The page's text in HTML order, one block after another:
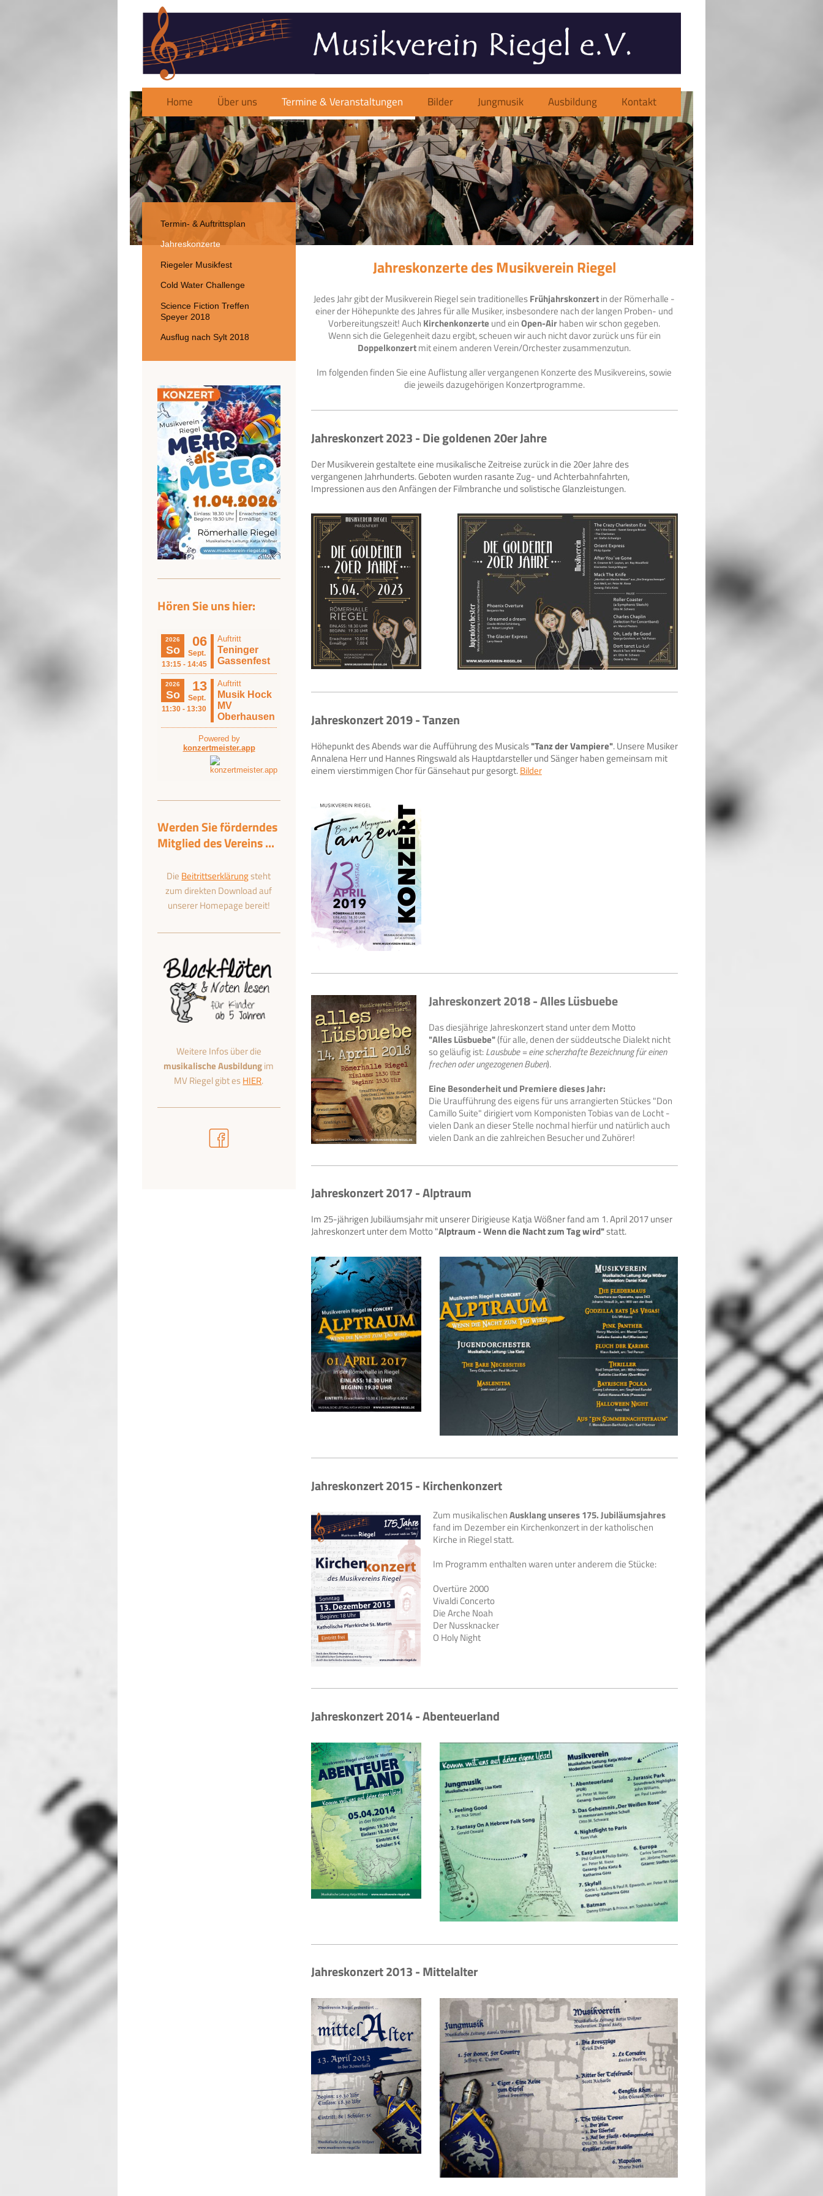
Home Über uns Termine & Veranstaltungen Bilder Jungmusik Ausbildung Kontakt
Jahreskonzerte des Musikverein Riegel
Jedes Jahr gibt der Musikverein Riegel sein traditionellesFrühjahrskonzertin der Römerhalle -
einer der Höhepunkte des Jahres für alle Musiker, insbesondere nach der langen Proben- und
Vorbereitungszeit! Auch Kirchenkonzerte und einOpen-Airhaben wir schon gegeben.
Wenn sich die Gelegenheit dazu ergibt, scheuen wir auch nicht davor zurück uns für ein
Doppelkonzertmit einem anderen Verein/Orchester zusammenzutun.
Im folgenden finden Sie eine Auflistung aller vergangenen Konzerte des Musikvereins, sowie
die jeweils dazugehörigen Konzertprogramme.
Jahreskonzert 2023 - Die goldenen 20er Jahre
Der Musikverein gestaltete eine musikalische Zeitreise zurück in die 20er Jahre des
vergangenen Jahrhunderts. Geboten wurden rasante Zug- und Achterbahnfahrten,
Impressionen aus den Anfängen der Filmbranche und solistische Glanzleistungen.
Jahreskonzert 2019 - Tanzen
Höhepunkt des Abends war die Aufführung des Musicals"Tanz der Vampiere". Unsere Musiker
Annalena Herr und Hannes Ringswald als Hauptdarsteller und Sänger haben gemeinsam mit
einem vierstimmigen Chor für Gänsehaut pur gesorgt.Bilder
Jahreskonzert 2018 - Alles Lüsbuebe
Das diesjährige Jahreskonzert stand unter dem Motto
"Alles Lüsbuebe"(für alle, denen der süddeutsche Dialekt nicht
so geläufig ist:Lausbube = eine scherzhafte Bezeichnung für einen
frechen oder ungezogenen Buben).
Eine Besonderheit und Premiere dieses Jahr:
Die Uraufführung des eigens für uns arrangierten Stückes "Don
Camillo Suite" dirigiert vom Komponisten Tobias van de Locht -
vielen Dank an dieser Stelle nochmal hierfür und natürlich auch
vielen Dank an die zahlreichen Besucher und Zuhörer!
Jahreskonzert 2017 - Alptraum
Im 25-jährigen Jubiläumsjahr mit unserer Dirigieuse Katja Wößner fand am 1. April 2017 unser
Jahreskonzert unter dem Motto "Alptraum - Wenn die Nacht zum Tag wird"statt.
Jahreskonzert 2015 - Kirchenkonzert
Zum musikalischenAusklang unseres 175. Jubiläumsjahres
fand im Dezember ein Kirchenkonzert in der katholischen
Kirche in Riegel statt.
Im Programm enthalten waren unter anderem die Stücke:
Overtüre 2000
Vivaldi Concerto
Die Arche Noah
Der Nussknacker
O Holy Night
Jahreskonzert 2014 - Abenteuerland
Jahreskonzert 2013 - Mittelalter
Termin- & Auftrittsplan
Jahreskonzerte
Riegeler Musikfest
Cold Water Challenge
Science Fiction Treffen
Speyer 2018
Ausflug nach Sylt 2018
Hören Sie uns hier:
Werden Sie förderndes
Mitglied des Vereins ...
Die Beitrittserklärungsteht
zum direkten Download auf
unserer Homepage bereit!
Weitere Infos über die
musikalische Ausbildungim
MV Riegel gibt esHIER.